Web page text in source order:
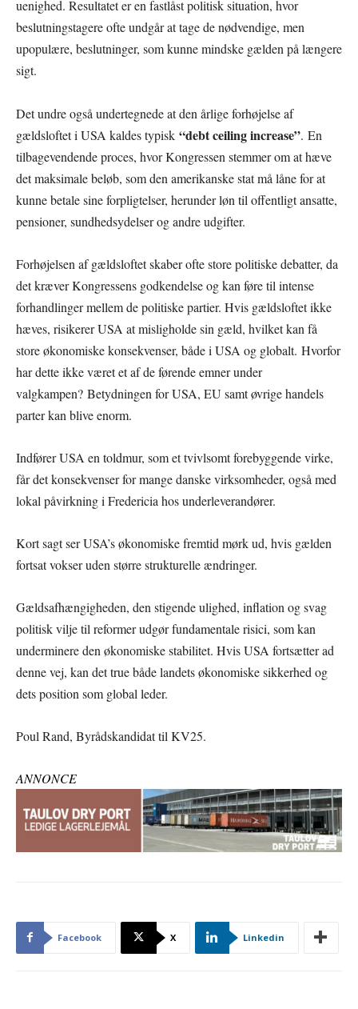
uenighed. Resultatet er en fastlåst politisk situation, hvor
beslutningstagere ofte undgår at tage de nødvendige, men
upopulære, beslutninger, som kunne mindske gælden på længere
sigt.
Det undre også undertegnede at den årlige forhøjelse af
gældsloftet i USA kaldes typisk “debt ceiling increase”. En
tilbagevendende proces, hvor Kongressen stemmer om at hæve
det maksimale beløb, som den amerikanske stat må låne for at
kunne betale sine forpligtelser, herunder løn til offentligt ansatte,
pensioner, sundhedsydelser og andre udgifter.
Forhøjelsen af gældsloftet skaber ofte store politiske debatter, da
det kræver Kongressens godkendelse og kan føre til intense
forhandlinger mellem de politiske partier. Hvis gældsloftet ikke
hæves, risikerer USA at misligholde sin gæld, hvilket kan få
store økonomiske konsekvenser, både i USA og globalt. Hvorfor
har dette ikke været et af de førende emner under
valgkampen? Betydningen for USA, EU samt øvrige handels
parter kan blive enorm.
Indfører USA en toldmur, som et tvivlsomt forebyggende virke,
får det konsekvenser for mange danske virksomheder, også med
lokal påvirkning i Fredericia hos underleverandører.
Kort sagt ser USA’s økonomiske fremtid mørk ud, hvis gælden
fortsat vokser uden større strukturelle ændringer.
Gældsafhængigheden, den stigende ulighed, inflation og svag
politisk vilje til reformer udgør fundamentale risici, som kan
underminere den økonomiske stabilitet. Hvis USA fortsætter ad
denne vej, kan det true både landets økonomiske sikkerhed og
dets position som global leder.
Poul Rand, Byrådskandidat til KV25.
ANNONCE
Facebook X Linkedin